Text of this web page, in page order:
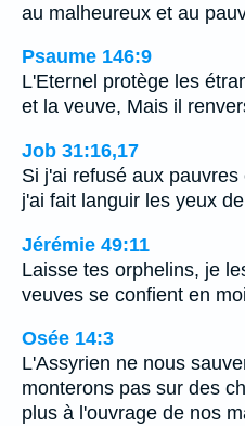
au malheureux et au
Psaume 146:9
L'Eternel protège les
et la veuve, Mais il
Job 31:16,17
Si j'ai refusé aux
j'ai fait languir les yeux
Jérémie 49:11
Laisse tes orphelins, je
veuves se confient en
Osée 14:3
L'Assyrien ne nous
monterons pas sur des
plus à l'ouvrage de nos